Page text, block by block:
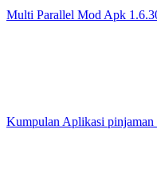
Multi Parallel Mod Apk
Kumpulan Aplikasi